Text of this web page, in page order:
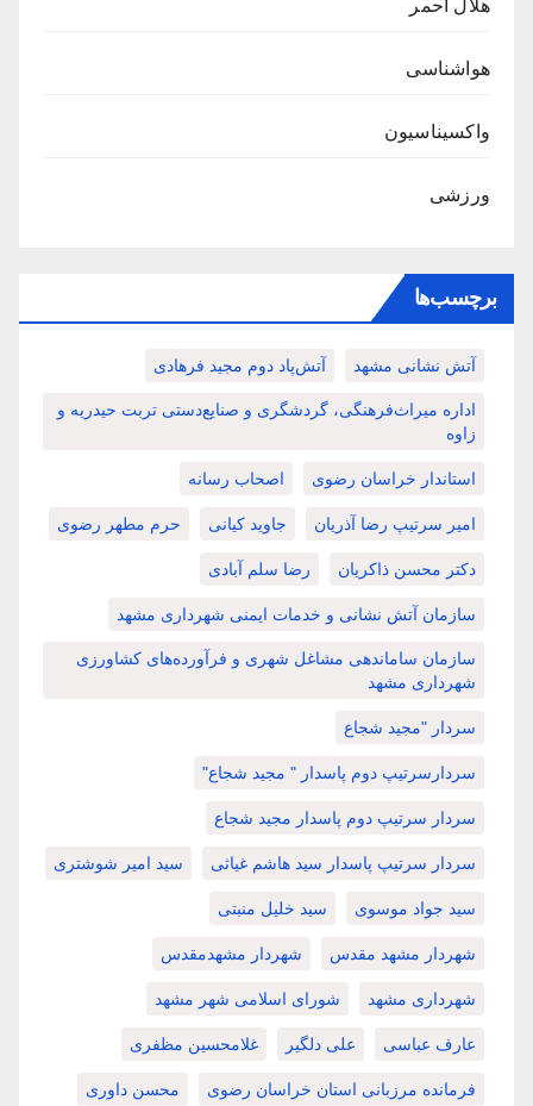
هلال احمر
هواشناسی
واکسیناسیون
ورزشی
برچسب‌ها
آتش نشانی مشهد آتش‌پاد دوم مجید فرهادی
اداره میراث‌فرهنگی، گردشگری و صنایع‌دستی تربت حیدریه و
زاوه
استاندار خراسان رضوی اصحاب رسانه
امیر سرتیپ رضا آذریان جاوید کیانی حرم مطهر رضوی
دکتر محسن ذاکریان رضا سلم آبادی
سازمان آتش نشانی و خدمات ایمنی شهرداری مشهد
سازمان ساماندهی مشاغل شهری و فرآورده‌های کشاورزی
شهرداری مشهد
سردار "مجید شجاع
سردارسرتیپ دوم پاسدار " مجید شجاع"
سردار سرتیپ دوم پاسدار مجید شجاع
سردار سرتیپ پاسدار سید هاشم غیاثی سید امیر شوشتری
سید جواد موسوی سید خلیل منبتی
شهردار مشهد مقدس شهردار مشهدمقدس
شهرداری مشهد شورای اسلامی شهر مشهد
عارف عباسی علی دلگیر غلامحسین مظفری
فرمانده مرزبانی استان خراسان رضوی محسن داوری